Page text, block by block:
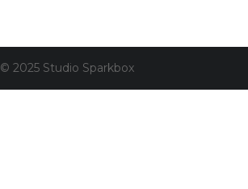
© 2025 Studio Sparkbox